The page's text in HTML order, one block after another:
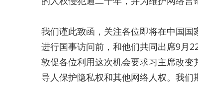
我们谨此致函，关注各位即将在中国
进行国事访问前，和他们共同出席9月
敦促各位利用这次机会要求习主席改
导人保护隐私权和其他网络人权。我